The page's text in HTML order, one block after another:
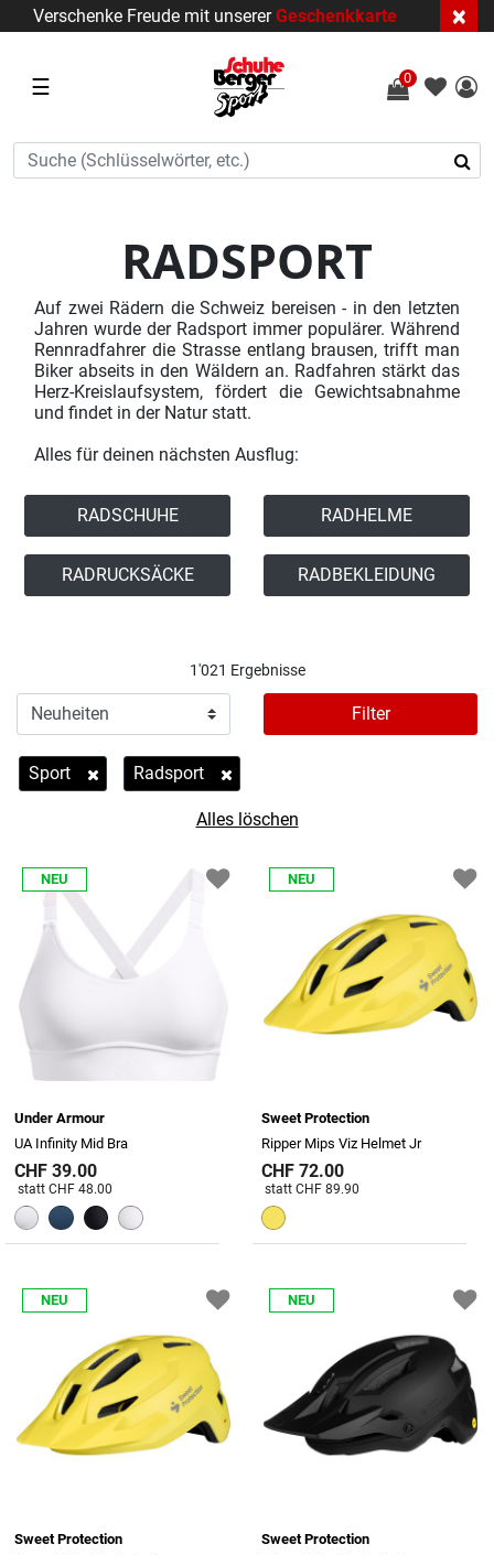
Verschenke Freude mit unsererGeschenkkarte ×
☰ 0
RADSPORT
Auf zwei Rädern die Schweiz bereisen - in den letzten
Jahren wurde der Radsport immer populärer. Während
Rennradfahrer die Strasse entlang brausen, trifft man
Biker abseits in den Wäldern an. Radfahren stärkt das
Herz-Kreislaufsystem, fördert die Gewichtsabnahme
und findet in der Natur statt.
Alles für deinen nächsten Ausflug:
RADSCHUHE RADHELME
RADRUCKSÄCKE RADBEKLEIDUNG
1'021 Ergebnisse
Filter
Sport
Entferne Filter Derzeit verfeinert von Kategorie: Sport
Radsport
Entferne Filter Derzeit verfeinert von
Alles löschen
NEU
Under Armour
UA Infinity Mid Bra
CHF 39.00
Preis reduziert von
statt CHF 48.00
NEU
Sweet Protection
Ripper Mips Viz Helmet Jr
CHF 72.00
Preis reduziert von
statt CHF 89.90
NEU
Sweet Protection
NEU
Sweet Protection